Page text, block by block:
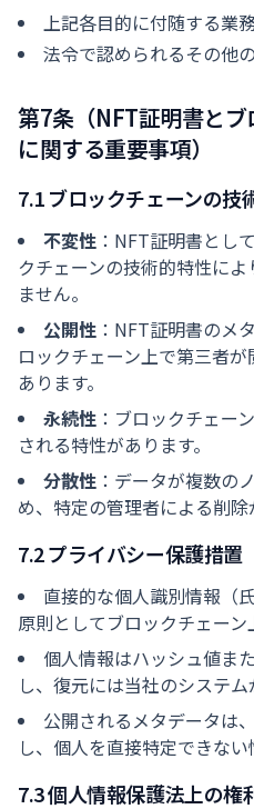
上記各目的に付随する業
法令で認められるその他
第7条（NFT証明書と
に関する重要事項）
7.1 ブロックチェーンの技
不変性 ：NFT証明書とし
クチェーンの技術的特性に
ません。
公開性 ：NFT証明書のメ
ロックチェーン上で第三者
あります。
永続性 ：ブロックチェー
される特性があります。
分散性 ：データが複数の
め、特定の管理者による削除
7.2 プライバシー保護措置
直接的な個人識別情報（
原則としてブロックチェーン
個人情報はハッシュ値ま
し、復元には当社のシステム
公開されるメタデータは
し、個人を直接特定できない
7.3 個人情報保護法上の権